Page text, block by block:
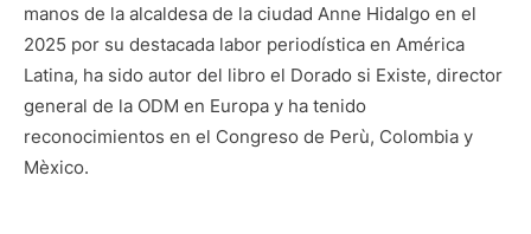
manos de la alcaldesa de la ciudad Anne Hidalgo en el
2025 por su destacada labor periodística en América
Latina, ha sido autor del libro el Dorado si Existe, director
general de la ODM en Europa y ha tenido
reconocimientos en el Congreso de Perù, Colombia y
Mèxico.